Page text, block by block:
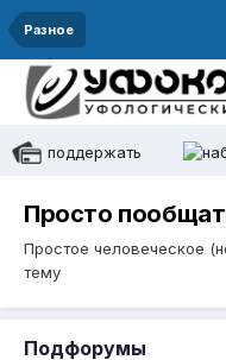
Разное
поддержать
Просто
Простое человеческое
тему
Подфорумы